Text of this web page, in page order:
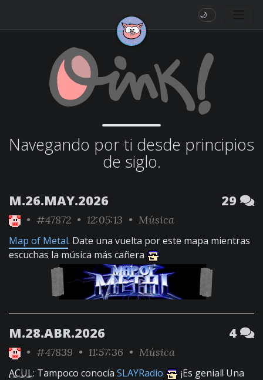
🌙
Navegando por ti desde principios
de siglo.
M.26.MAY.2026 29
• #47872 • 12:05:13 • Música
Map of Metal. Date una vuelta por este mapa mientras
escuchas la música más cañera
M.28.ABR.2026 4
• #47839 • 11:57:36 • Música
ACUL: Tampoco conocía SLAYRadio
¡Es genial! Una